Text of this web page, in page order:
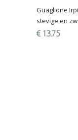
Guaglione
stevige en
van
€ 13,75